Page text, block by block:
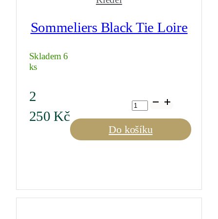
Sommeliers Black Tie Loire
Skladem 6
ks
2
250Kč
Sommeliers
Black
Tie
Loire
množství
Do košíku